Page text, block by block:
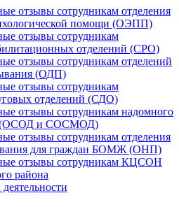
отзывы сотрудникам отделения
помощи (ОЭПП)
отзывы сотрудникам
отделений (СРО)
отзывы сотрудникам отделений
(ОДП)
отзывы сотрудникам
отделений (СДО)
отзывы сотрудникам надомного
(ОСОД и СОСМОД)
отзывы сотрудникам отделения
для граждан БОМЖ (ОНП)
отзывы сотрудникам КЦСОН
района